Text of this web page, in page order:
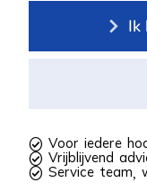
 Voor iedere
 Vrijblijvend
 Service team,
Ik